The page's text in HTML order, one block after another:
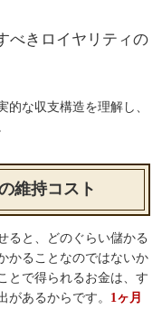
べきロイヤリティの
的な収支構造を理解し、
維持コスト
ると、どのぐらい儲かる
かることなのではないか
とで得られるお金は、す
があるからです。 1ヶ月